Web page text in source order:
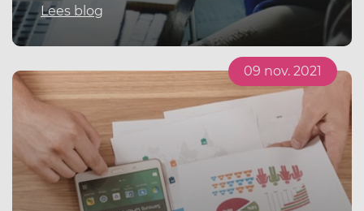
Lees blog
09 nov. 2021